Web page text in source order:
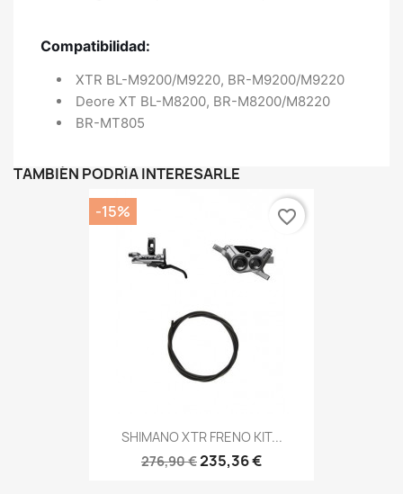
Compatibilidad:
XTR BL-M9200/M9220, BR-M9200/M9220
Deore XT BL-M8200, BR-M8200/M8220
BR-MT805
TAMBIÉN PODRÍA INTERESARLE
SHIMANO XTR FRENO KIT...
276,90 €235,36 €
-15% favorite_border